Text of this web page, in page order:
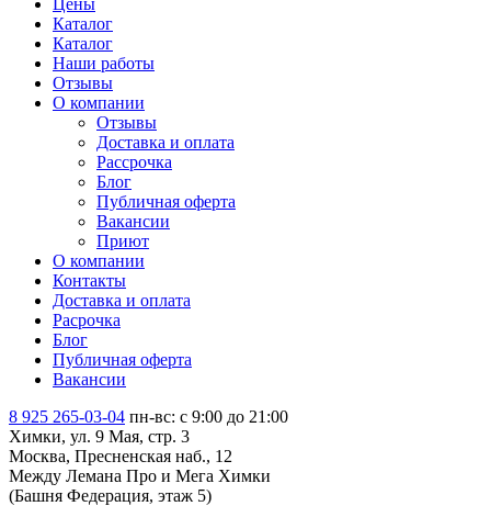
Цены
Каталог
Каталог
Наши работы
Отзывы
О компании
Отзывы
Доставка и оплата
Рассрочка
Блог
Публичная оферта
Вакансии
Приют
О компании
Контакты
Доставка и оплата
Расрочка
Блог
Публичная оферта
Вакансии
8 925 265-03-04 пн-вс: c 9:00 до 21:00
Химки, ул. 9 Мая, стр. 3
Москва, Пресненская наб., 12
Между Лемана Про и Мега Химки
(Башня Федерация, этаж 5)